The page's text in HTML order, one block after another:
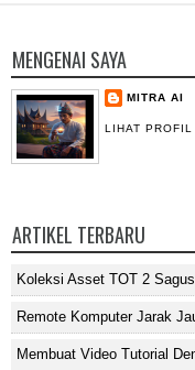
MENGENAI SAYA
MITRA AI
LIHAT
ARTIKEL TERBARU
Koleksi Asset TOT 2
Remote Komputer Jarak
Membuat Video Tutorial